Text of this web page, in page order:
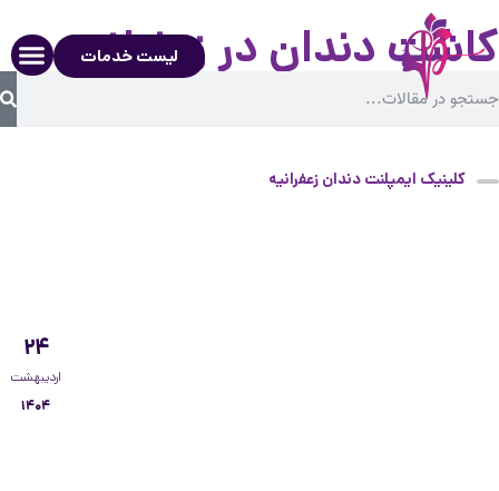
لیست خدمات
کاشت دندان در زعفرانیه
کلینیک ایمپلنت دندان زعفرانیه
۲۴
اردیبهشت
۱۴۰۴